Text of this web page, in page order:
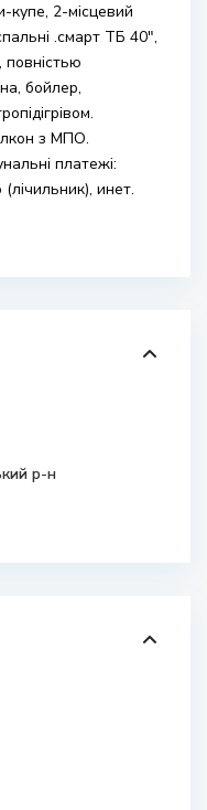
2-місцевий
.смарт ТБ 40″,
бойлер,
з МПО.
платежі:
инет.
р-н